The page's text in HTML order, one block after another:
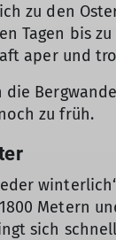
zu den
Tagen bis
aper und
zu früh.
Metern
sich